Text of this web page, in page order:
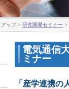
ップ > 研究開発セミナー >
電気通信
ミナー
「産学連携の